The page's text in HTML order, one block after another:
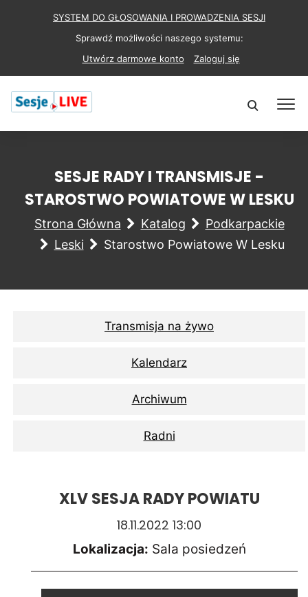
SYSTEM DO GŁOSOWANIA I PROWADZENIA SESJI
Sprawdź możliwości naszego systemu:
Utwórz darmowe konto
Zaloguj się
SESJE RADY I TRANSMISJE -
STAROSTWO POWIATOWE W LESKU
Strona Główna Katalog
Podkarpackie
Leski
Starostwo Powiatowe W Lesku
Transmisja na żywo
Kalendarz
Archiwum
Radni
XLV SESJA RADY POWIATU
18.11.2022 13:00
Lokalizacja: Sala posiedzeń